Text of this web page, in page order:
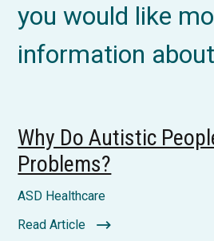
you would like
information
Why Do Autistic
Problems?
ASD Healthcare
Read Article